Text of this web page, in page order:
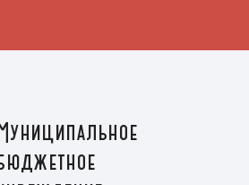
Муниципальное